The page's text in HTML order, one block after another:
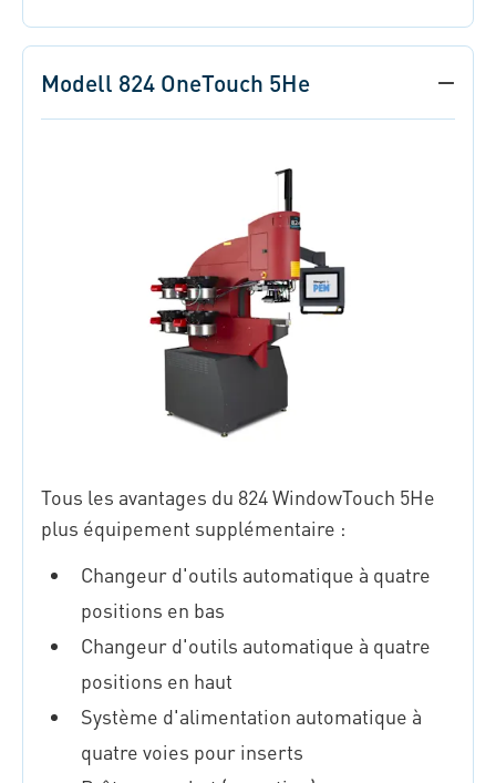
Modell 824 OneTouch 5He
Tous les avantages du 824 WindowTouch 5He
plus équipement supplémentaire :
Changeur d'outils automatique à quatre
positions en bas
Changeur d'outils automatique à quatre
positions en haut
Système d'alimentation automatique à
quatre voies pour inserts